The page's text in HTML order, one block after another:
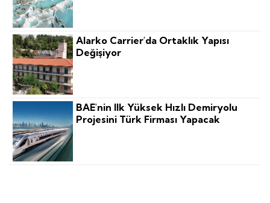
Alarko Carrier'da Ortaklık Yapısı
Değişiyor
BAE'nin Ilk Yüksek Hızlı Demiryolu
Projesini Türk Firması Yapacak